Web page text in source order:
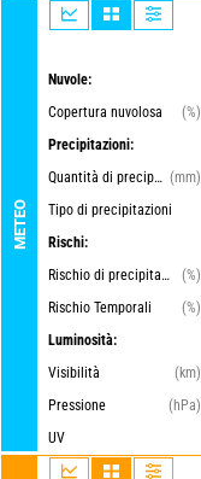
METEO
Nuvole:
Copertura nuvolosa
(%)
Precipitazioni:
Quantità di precipitazioni (mm)
Tipo di precipitazioni
Rischi:
Rischio di precipitazioni
(%)
Rischio Temporali
(%)
Luminosità:
Visibilità
(km)
Pressione
(hPa)
UV